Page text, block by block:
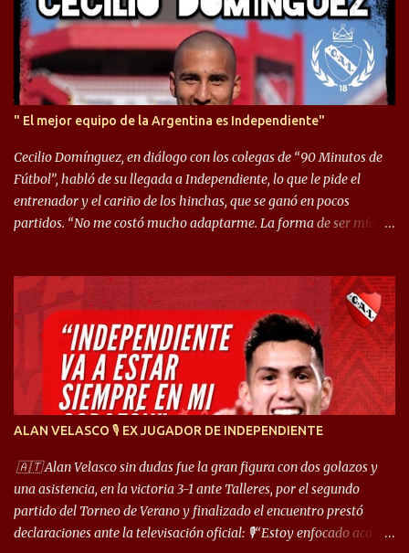
" El mejor equipo de la Argentina es Independiente"
Cecilio Domínguez, en diálogo con los colegas de “90 Minutos de
Fútbol”, habló de su llegada a Independiente, lo que le pide el
entrenador y el cariño de los hinchas, que se ganó en pocos
partidos. “No me costó mucho adaptarme. La forma de ser mía
llegué a un Independiente que juega muy dinámico y me gusta
mucho. Me favorece por la forma de jugar mía y eso también
ayudó a que me adapte”. “Me siento mejor por izquierda, pero me
gusta mucho jugar de 9, y juego sin problemas por derecha
también. Jugar de 9 y de extremo por izquierda es diferente. A mi
me gusta jugar por fuera, porque tengo mas posibilidades de
encarar, de enganchar. Pero yo soy un hombre que pica mucho y
arco y tengo más posibilidades”. Sobre lo que le pide el DT,
comentó: “Cuando juego de 9, obviamente me pide presionar, y
cuand...
ALAN VELASCO 🎙 EX JUGADOR DE INDEPENDIENTE
🇦🇹 Alan Velasco sin dudas fue la gran figura con dos golazos y
una asistencia, en la victoria 3-1 ante Talleres, por el segundo
partido del Torneo de Verano y finalizado el encuentro prestó
declaraciones ante la televisación oficial: 🎙️“Estoy enfocado acá.